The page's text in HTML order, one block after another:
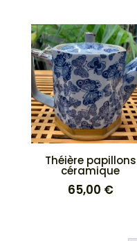
Théière papillons
céramique
65,00 €